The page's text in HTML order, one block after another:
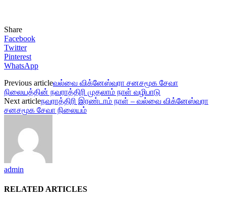
Share
Facebook
Twitter
Pinterest
WhatsApp
Previous articleவல்வை விக்னேஸ்வரா சனசமூக சேவா
நிலையத்தின் நவராத்திரி முதலாம் நாள் வழிபாடு
Next articleநவராத்திரி இரண்டாம் நாள் – வல்வை விக்னேஸ்வரா
சனசமூக சேவா நிலையம்
admin
RELATED ARTICLES